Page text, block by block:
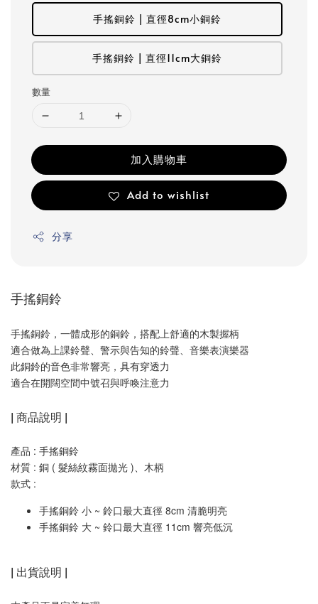
手搖銅鈴 | 直徑8cm小銅鈴
手搖銅鈴 | 直徑11cm大銅鈴
數量
加入購物車
Add to wishlist
分享
手搖銅鈴
手搖銅鈴，一體成形的銅鈴，搭配上舒適的木製握柄
適合做為上課鈴聲、警示與告知的鈴聲、音樂表演樂器
此銅鈴的音色非常響亮，具有穿透力
適合在開闊空間中號召與呼喚注意力
| 商品說明 |
產品 : 手搖銅鈴
材質 : 銅 ( 髮絲紋霧面拋光 )、木柄
款式 :
手搖銅鈴 小 ~ 鈴口最大直徑 8cm 清脆明亮
手搖銅鈴 大 ~ 鈴口最大直徑 11cm 響亮低沉
| 出貨說明 |